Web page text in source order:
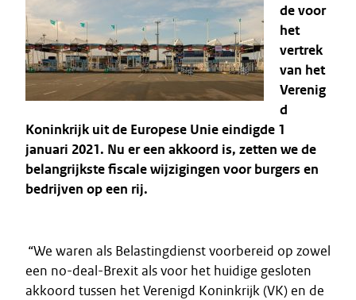
de voor
het
vertrek
van het
Verenig
d
Koninkrijk uit de Europese Unie eindigde 1
januari 2021. Nu er een akkoord is, zetten we de
belangrijkste fiscale wijzigingen voor burgers en
bedrijven op een rij.
“We waren als Belastingdienst voorbereid op zowel
een no-deal-Brexit als voor het huidige gesloten
akkoord tussen het Verenigd Koninkrijk (VK) en de